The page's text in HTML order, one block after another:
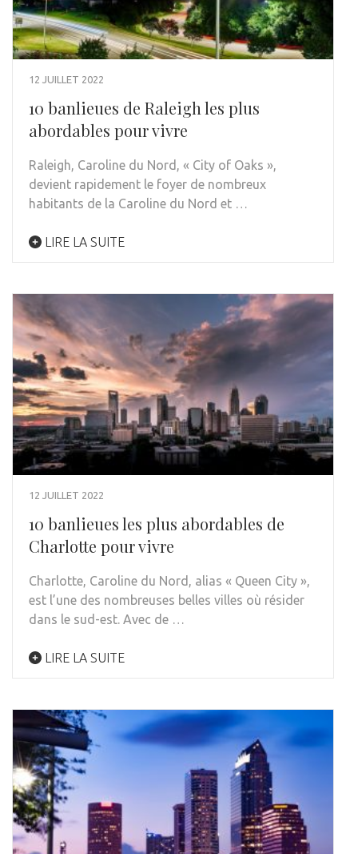
12 JUILLET 2022
10 banlieues de Raleigh les plus
abordables pour vivre
Raleigh, Caroline du Nord, « City of Oaks »,
devient rapidement le foyer de nombreux
habitants de la Caroline du Nord et …
LIRE LA SUITE
12 JUILLET 2022
10 banlieues les plus abordables de
Charlotte pour vivre
Charlotte, Caroline du Nord, alias « Queen City »,
est l’une des nombreuses belles villes où résider
dans le sud-est. Avec de …
LIRE LA SUITE